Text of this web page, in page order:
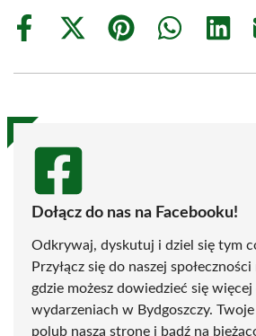
Share
Share
(Twitter)
Share
Share
Share
Dołącz do nas na Facebooku!
Odkrywaj, dyskutuj i dziel się tym
Przyłącz się do naszej
gdzie możesz dowiedzieć się
wydarzeniach w Bydgoszczy.
polub naszą stronę i bądź na